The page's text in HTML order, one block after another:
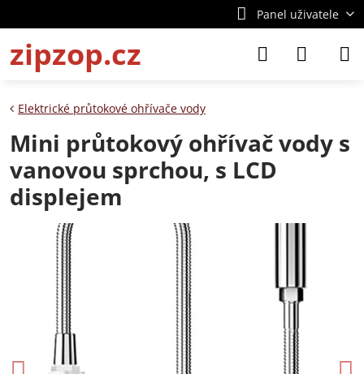
Panel uživatele
zipzop.cz
Elektrické průtokové ohřívače vody
Mini průtokový ohřívač vody s
vanovou sprchou, s LCD
displejem